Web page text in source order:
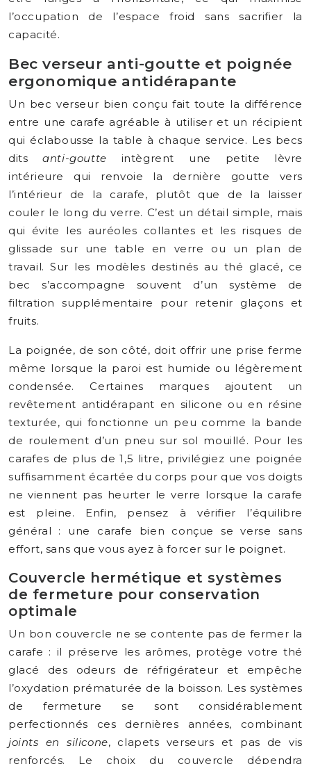
l’occupation de l’espace froid sans sacrifier la
capacité.
Bec verseur anti-goutte et poignée
ergonomique antidérapante
Un bec verseur bien conçu fait toute la différence
entre une carafe agréable à utiliser et un récipient
qui éclabousse la table à chaque service. Les becs
ditsanti-goutte intègrent une petite lèvre
intérieure qui renvoie la dernière goutte vers
l’intérieur de la carafe, plutôt que de la laisser
couler le long du verre. C’est un détail simple, mais
qui évite les auréoles collantes et les risques de
glissade sur une table en verre ou un plan de
travail. Sur les modèles destinés au thé glacé, ce
bec s’accompagne souvent d’un système de
filtration supplémentaire pour retenir glaçons et
fruits.
La poignée, de son côté, doit offrir une prise ferme
même lorsque la paroi est humide ou légèrement
condensée. Certaines marques ajoutent un
revêtement antidérapant en silicone ou en résine
texturée, qui fonctionne un peu comme la bande
de roulement d’un pneu sur sol mouillé. Pour les
carafes de plus de 1,5 litre, privilégiez une poignée
suffisamment écartée du corps pour que vos doigts
ne viennent pas heurter le verre lorsque la carafe
est pleine. Enfin, pensez à vérifier l’équilibre
général : une carafe bien conçue se verse sans
effort, sans que vous ayez à forcer sur le poignet.
Couvercle hermétique et systèmes
de fermeture pour conservation
optimale
Un bon couvercle ne se contente pas de fermer la
carafe : il préserve les arômes, protège votre thé
glacé des odeurs de réfrigérateur et empêche
l’oxydation prématurée de la boisson. Les systèmes
de fermeture se sont considérablement
perfectionnés ces dernières années, combinant
joints en silicone, clapets verseurs et pas de vis
renforcés. Le choix du couvercle dépendra